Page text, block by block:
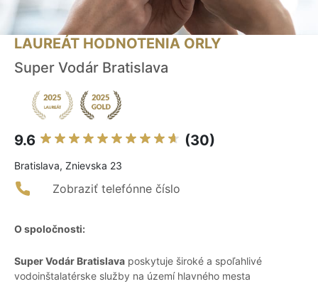
LAUREÁT HODNOTENIA ORLY
Super Vodár Bratislava
9.6 (30)
Bratislava, Znievska 23
Zobraziť telefónne číslo
O spoločnosti:
Super Vodár Bratislava poskytuje široké a spoľahlivé
vodoinštalatérske služby na území hlavného mesta